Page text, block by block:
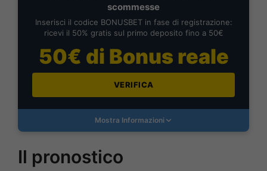
scommesse
Inserisci il codice BONUSBET in fase di registrazione:
ricevi il 50% gratis sul primo deposito fino a 50€
50€ di Bonus reale
VERIFICA
Mostra Informazioni
Il pronostico